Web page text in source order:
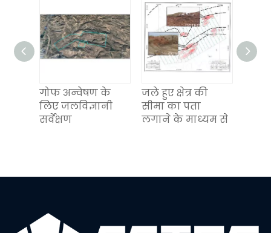
गोफ अन्वेषण के
लिए जलविज्ञानी
सर्वेक्षण
जले हुए क्षेत्र की
सीमा का पता
लगाने के माध्यम से